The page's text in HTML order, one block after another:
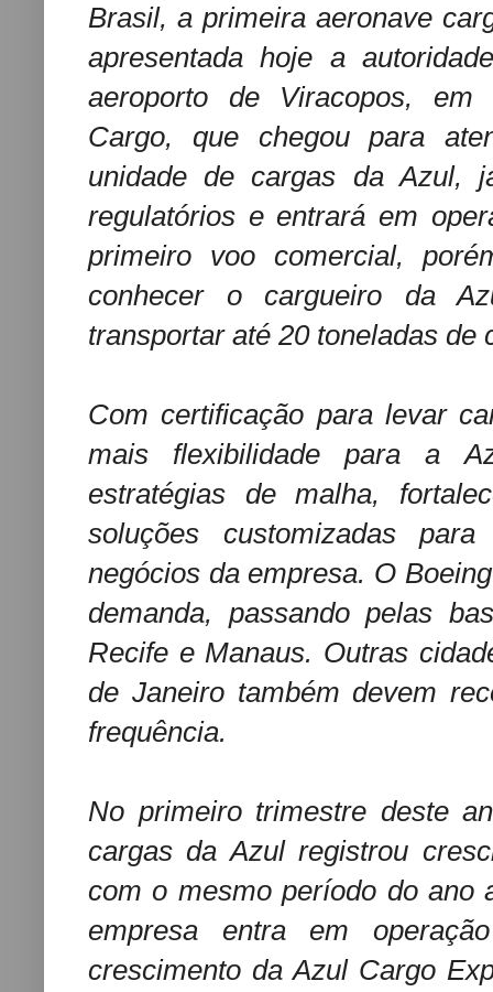
Brasil, a primeira aeronave
apresentada hoje a
aeroporto de Viracopos, em
Cargo, que chegou para
unidade de cargas da Azul,
regulatórios e entrará em
primeiro voo comercial,
conhecer o cargueiro da
transportar até 20 toneladas de
Com certificação para levar
mais flexibilidade para a
estratégias de malha,
soluções customizadas
negócios da empresa. O
demanda, passando pelas
Recife e Manaus. Outras
de Janeiro também devem
frequência.
No primeiro trimestre deste
cargas da Azul registrou
com o mesmo período do ano
empresa entra em
crescimento da Azul Cargo